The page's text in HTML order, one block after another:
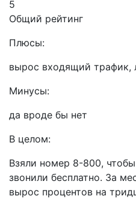
5
Общий рейтинг
Плюсы:
вырос входящий трафик,
Минусы:
да вроде бы нет
В целом:
Взяли номер 8-800,
звонили бесплатно. За
вырос процентов на